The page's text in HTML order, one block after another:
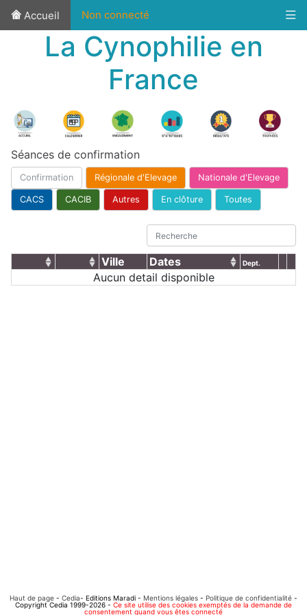
Accueil Non connecté
La Cynophilie en
France
Séances de confirmation
Confirmation Régionale d'Elevage Nationale d'Elevage
CACS CACIB Autres En clôture Toutes
Ville Dates Dept.
Aucun detail disponible
Haut de page - Cedia- Editions Maradi - Mentions légales - Politique de confidentialité -
Copyright Cedia 1999-2026 - Ce site utilise des cookies exemptés de la demande de
consentement quand vous êtes connecté